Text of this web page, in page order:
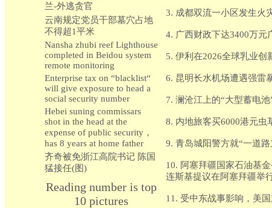
兰-外逃贪官
云南规定党员干部墓穴占地
不得超1平米
Nansha zhubi reef Lighthouse
completed in Beidou system
remote monitoring
Enterprise tax on “blacklist“
will give exposure to head a
social security number
Hebei suning commissars
shot in the head at the
expense of public security，
has 8 years at home father
齐奇被免浙江高院书记 陈国
猛接任(图)
Reading number is top
10 pictures
3. 成都双流一小区发生火
4. 广西财政下达3400万元
5. 伊利在2026全球乳业创
6. 昆明长水机场遭遇强雷
7. 澜沧江上的“大型蓄电
8. 内地旅客买6000港元虫
9. 青岛城阳警方就“一道
10. 阿塞拜疆国家石油基
连斯基提议在阿塞拜疆举
11. 受中东战事影响，美